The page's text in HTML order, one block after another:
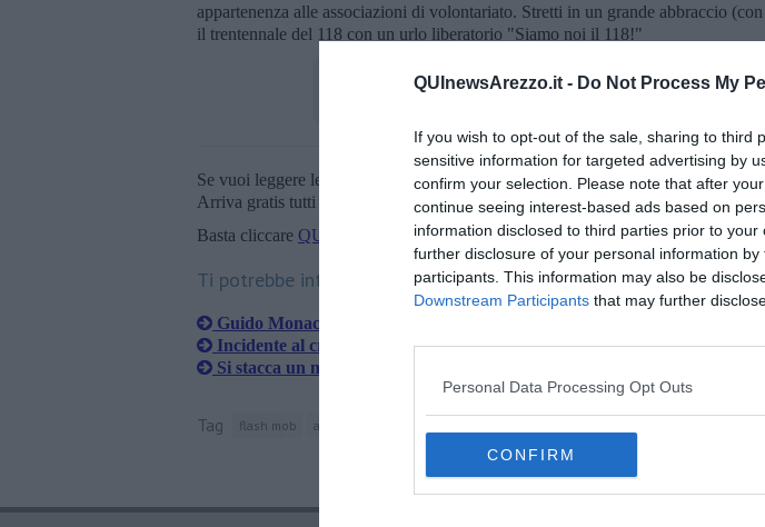
QUInewsArezzo.it - Do Not Process My
If you wish to opt-out of the sale, sharing to third
sensitive information for targeted advertising by
confirm your selection. Please note that after
continue seeing interest-based ads based on
information disclosed to third parties prior to
further disclosure of your personal information
participants. This information may also be
Downstream Participants that may further
Personal Data Processing Opt Outs
CONFIRM
appartenenza alle associazioni di volontariato. Stretti in un grande abbraccio
il trentennale del 118 con un urlo liberatorio "Siamo noi il 118!"
Se vuoi leggere le notizie principali della Toscana iscriviti allaNewsletter
Arriva gratis tutti i giorni alle 20:00 direttamente nella tua casella di posta.
Basta cliccare QUI
Ti potrebbe interessare anche:
Guido Monaco "in blu" per onorare il 118
Incidente al crossodromo, sta meglio il 16enne
Si stacca un masso e lo colpisce mentre lavora
Tag flash mob arezzo